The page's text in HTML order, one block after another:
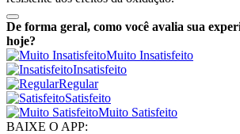
De forma geral, como você avalia sua
hoje?
Muito Insatisfeito
Insatisfeito
Regular
Satisfeito
Muito Satisfeito
BAIXE O APP: